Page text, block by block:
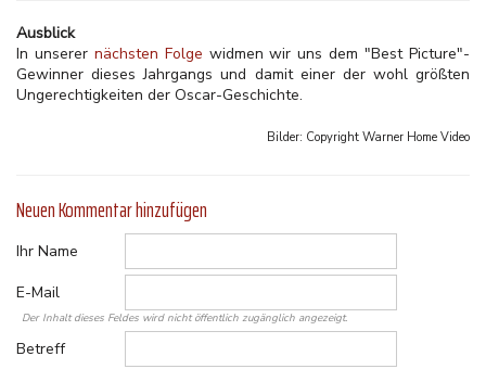
Ausblick
In unserer nächsten Folge widmen wir uns dem "Best Picture"-
Gewinner dieses Jahrgangs und damit einer der wohl größten
Ungerechtigkeiten der Oscar-Geschichte.
Bilder: Copyright Warner Home Video
Neuen Kommentar hinzufügen
Ihr Name
E-Mail
Der Inhalt dieses Feldes wird nicht öffentlich zugänglich angezeigt.
Betreff